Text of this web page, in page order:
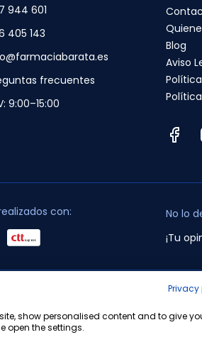
944 601
405 143
frecuentes
9:00–15:00
Blog
Aviso
con:
No lo
¡Tu
© 2010-2026 Farmacia Barata S.L.
show personalised content and to give
open the settings.